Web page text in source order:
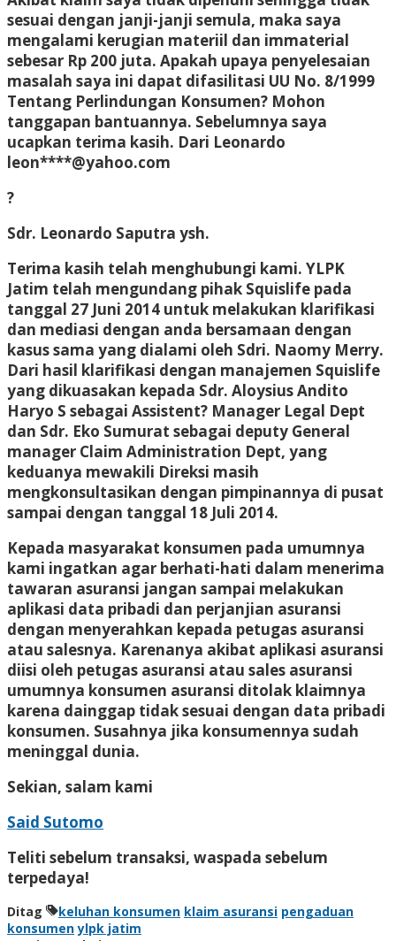
sesuai dengan janji-janji semula, maka saya
mengalami kerugian materiil dan immaterial
sebesar Rp 200 juta. Apakah upaya penyelesaian
masalah saya ini dapat difasilitasi UU No. 8/1999
Tentang Perlindungan Konsumen? Mohon
tanggapan bantuannya. Sebelumnya saya
ucapkan terima kasih. Dari Leonardo
leon****@yahoo.com
?
Sdr. Leonardo Saputra ysh.
Terima kasih telah menghubungi kami. YLPK
Jatim telah mengundang pihak Squislife pada
tanggal 27 Juni 2014 untuk melakukan klarifikasi
dan mediasi dengan anda bersamaan dengan
kasus sama yang dialami oleh Sdri. Naomy Merry.
Dari hasil klarifikasi dengan manajemen Squislife
yang dikuasakan kepada Sdr. Aloysius Andito
Haryo S sebagai Assistent? Manager Legal Dept
dan Sdr. Eko Sumurat sebagai deputy General
manager Claim Administration Dept, yang
keduanya mewakili Direksi masih
mengkonsultasikan dengan pimpinannya di pusat
sampai dengan tanggal 18 Juli 2014.
Kepada masyarakat konsumen pada umumnya
kami ingatkan agar berhati-hati dalam menerima
tawaran asuransi jangan sampai melakukan
aplikasi data pribadi dan perjanjian asuransi
dengan menyerahkan kepada petugas asuransi
atau salesnya. Karenanya akibat aplikasi asuransi
diisi oleh petugas asuransi atau sales asuransi
umumnya konsumen asuransi ditolak klaimnya
karena dainggap tidak sesuai dengan data pribadi
konsumen. Susahnya jika konsumennya sudah
meninggal dunia.
Sekian, salam kami
Said Sutomo
Teliti sebelum transaksi, waspada sebelum
terpedaya!
Ditag keluhan konsumen klaim asuransi pengaduan
konsumen ylpk jatim